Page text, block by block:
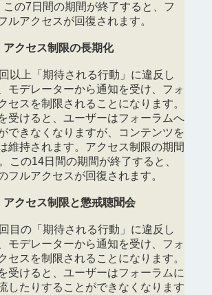
この7日間の期間が終了すると、フ
ルアクセスが回復されます。
クセス制限の長期化
以上「期待される行動」に違反し
モデレーターから通知を受け、フォ
セスを制限されることになります。
受けると、ユーザーはフォーラムへ
できなくなりますが、コンテンツを
維持されます。アクセス制限の期間
この14日間の期間が終了すると、
フルアクセスが回復されます。
クセス制限と懲戒聴聞会
目の「期待される行動」に違反し
モデレーターから通知を受け、フォ
セスを制限されることになります。
受けると、ユーザーはフォーラムに
したりすることができなくなります